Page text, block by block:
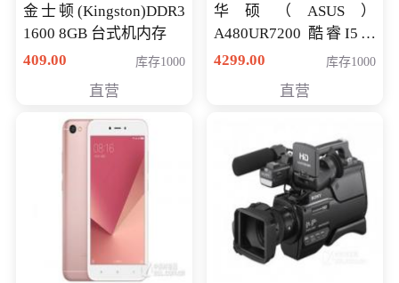
金士顿(Kingston)DDR3
1600 8GB 台式机内存
409.00
库存1000
直营
华硕（ASUS）
A480UR7200 酷睿I5超
薄学生办公游戏独显笔
NV930-2G独
4299.00 库存1000
直营